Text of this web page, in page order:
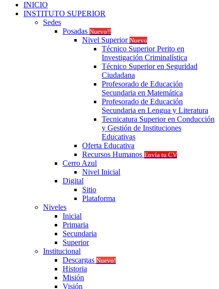
INICIO
INSTITUTO SUPERIOR
Sedes
Posadas Nuevo!!
Nivel Superior Nuevo
Técnico Superior Perito en
Investigación Criminalística
Técnico Superior en Seguridad
Ciudadana
Profesorado de Educación
Secundaria en Matemática
Profesorado de Educación
Secundaria en Lengua y Literatura
Tecnicatura Superior en Conducción
y Gestión de Instituciones
Educativas
Oferta Educativa
Recursos Humanos Envía tu CV
Cerro Azul
Nivel Inicial
Digital
Sitio
Plataforma
Niveles
Inicial
Primaria
Secundaria
Superior
Institucional
Descargas Nuevo!
Historia
Misión
Visión